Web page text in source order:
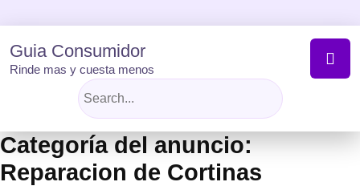
to
content
Guia Consumidor
Rinde mas y cuesta menos
Categoría del anuncio:
Reparacion de Cortinas